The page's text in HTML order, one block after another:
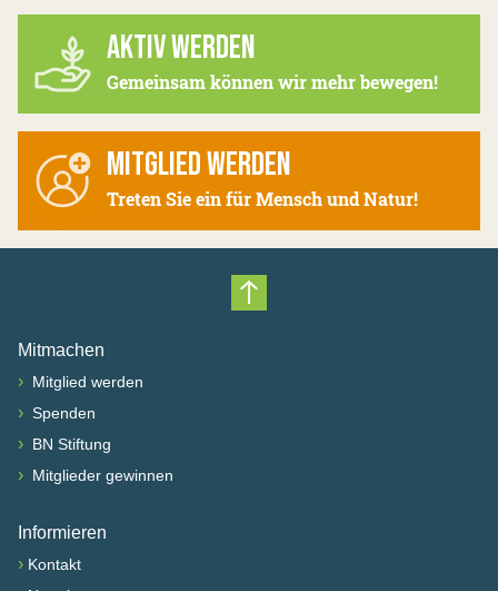
AKTIV WERDEN
Gemeinsam können wir mehr bewegen!
MITGLIED WERDEN
Treten Sie ein für Mensch und Natur!
Nach oben scrollen
Mitmachen
› Mitglied werden
› Spenden
› BN Stiftung
› Mitglieder gewinnen
Informieren
› Kontakt